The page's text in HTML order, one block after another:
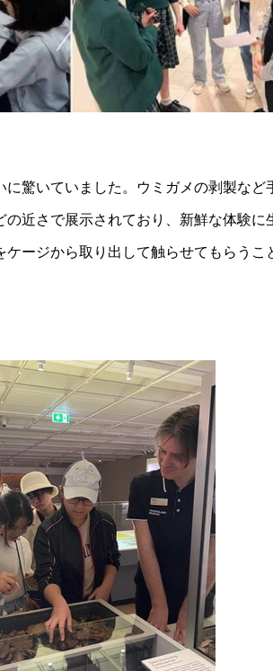
驚いていました。ウミガメの剥製な
近さで展示されており、新鮮な体験
ージから取り出して触らせてもらう